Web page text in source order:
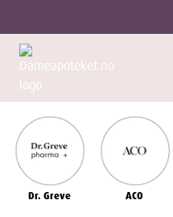
Dr. Greve ACO